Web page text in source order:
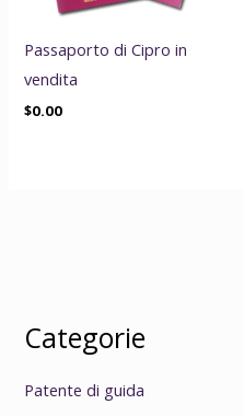
Passaporto di Cipro in
vendita
$0.00
Categorie
Patente di guida